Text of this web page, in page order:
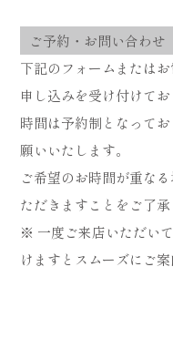
ご予約・お問い合わせ
下記のフォームまたは
申し込みを受け付けてお
時間は予約制となって
願いいたします。
ご希望のお時間が重な
ただきますことをご了承
※ 一度ご来店いただい
けますとスムーズにご案